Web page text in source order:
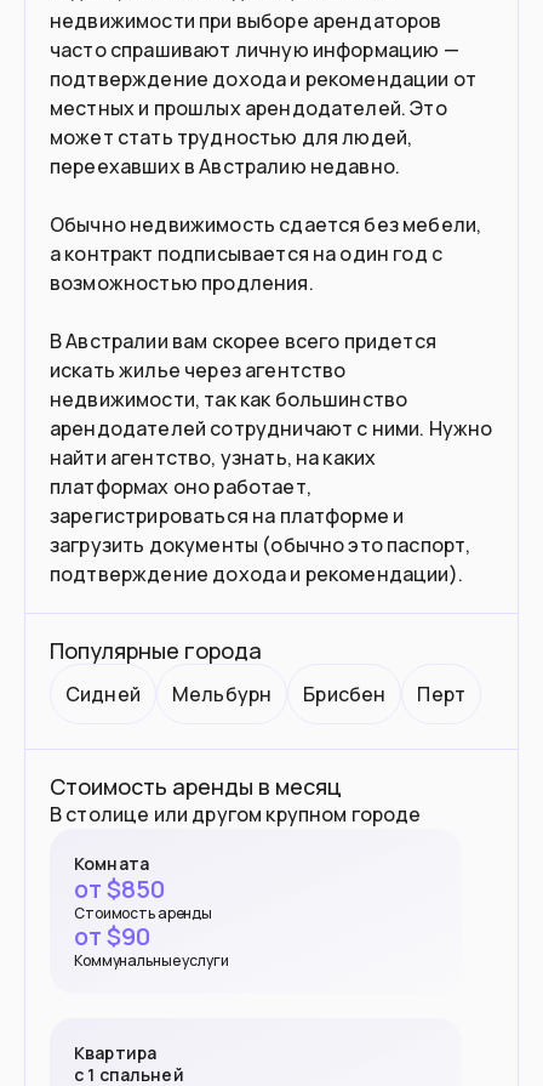
Подойдет вам если
Вы нашли работу в Австралии
Хотите поступить в вуз
Готовы открыть свой бизнес
Вы высококвалифицированный
специалист
Въезд в страну
Документ Загранпаспорт
Виза Нужна виза
недвижимости при выборе арендаторов
часто спрашивают личную информацию —
подтверждение дохода и рекомендации от
местных и прошлых арендодателей. Это
может стать трудностью для людей,
переехавших в Австралию недавно.
Обычно недвижимость сдается без мебели,
а контракт подписывается на один год с
возможностью продления.
В Австралии вам скорее всего придется
искать жилье через агентство
недвижимости, так как большинство
арендодателей сотрудничают с ними. Нужно
найти агентство, узнать, на каких
платформах оно работает,
зарегистрироваться на платформе и
загрузить документы (обычно это паспорт,
подтверждение дохода и рекомендации).
Популярные города
Сидней Мельбурн Брисбен Перт
Стоимость аренды в месяц
В столице или другом крупном городе
Комната
от $850
Стоимость аренды
от $90
Коммунальные услуги
Квартира
с 1 спальней